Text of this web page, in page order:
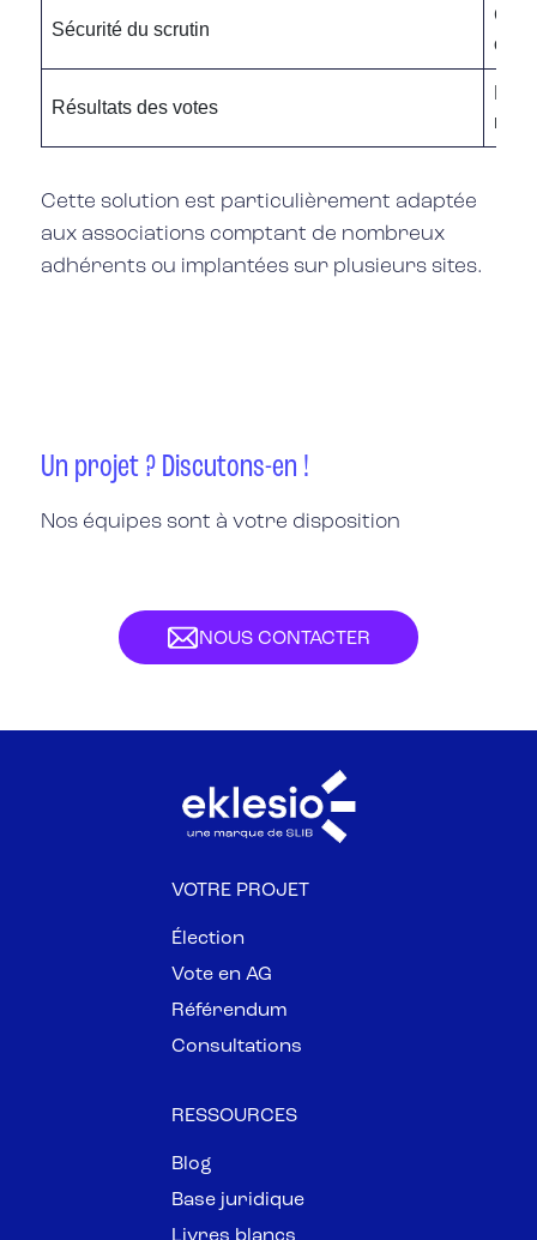
Sécurité du scrutin
Résultats des votes
Cette solution est particulièrement adaptée
aux associations comptant de nombreux
adhérents ou implantées sur plusieurs sites.
Un projet ? Discutons-en !
Nos équipes sont à votre disposition
NOUS CONTACTER
VOTRE PROJET
Élection
Vote en AG
Référendum
Consultations
RESSOURCES
Blog
Base juridique